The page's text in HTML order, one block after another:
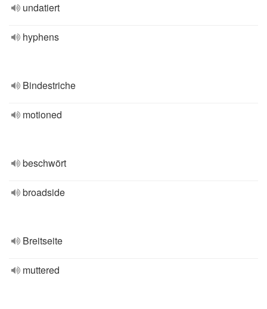
undatiert
hyphens
Bindestriche
motioned
beschwört
broadside
Breitseite
muttered